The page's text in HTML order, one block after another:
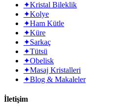
✦Kristal Bileklik
✦Kolye
✦Ham Kütle
✦Küre
✦Sarkaç
✦Tütsü
✦Obelisk
✦Masaj Kristalleri
✦Blog & Makaleler
İletişim